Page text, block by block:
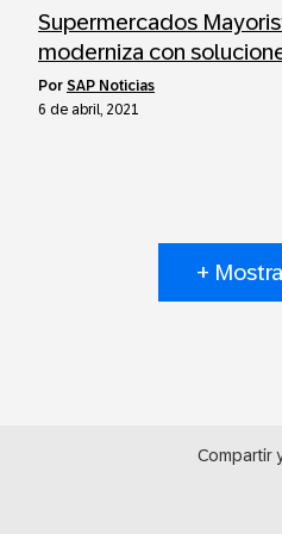
Supermercados
moderniza con
por SAP Noticias
6 de abril, 2021
+
Compartir